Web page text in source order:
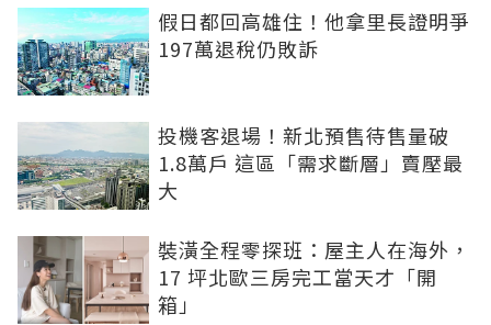
假日都回高雄住！他拿里長證明爭
197萬退稅仍敗訴
投機客退場！新北預售待售量破
1.8萬戶 這區「需求斷層」賣壓最
大
裝潢全程零探班：屋主人在海外，
17 坪北歐三房完工當天才「開
箱」